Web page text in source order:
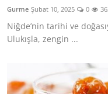
Kalori & Diyet Rehberi
Mutfak Püf Noktaları &
Mekan & Lezzet
Temel Gıda ve Ürün
Gurme Şubat 10, 2025 0
Niğde’nin tarihi ve
Ulukışla, zengin ...